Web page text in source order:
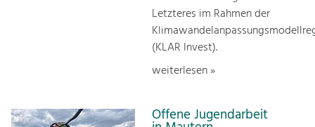
Letzteres im Rahmen der
(KLAR Invest).
weiterlesen »
Offene Jugendarbeit